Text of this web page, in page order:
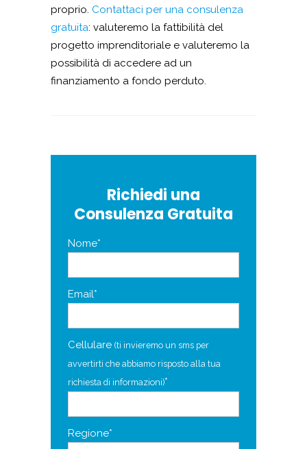
proprio. Contattaci per una consulenza
gratuita: valuteremo la fattibilità del
progetto imprenditoriale e valuteremo la
possibilità di accedere ad un
finanziamento a fondo perduto.
Richiedi una
Consulenza Gratuita
Nome*
Email*
Cellulare (ti invieremo un sms per
avvertirti che abbiamo risposto alla tua
richiesta di informazioni)*
Regione*